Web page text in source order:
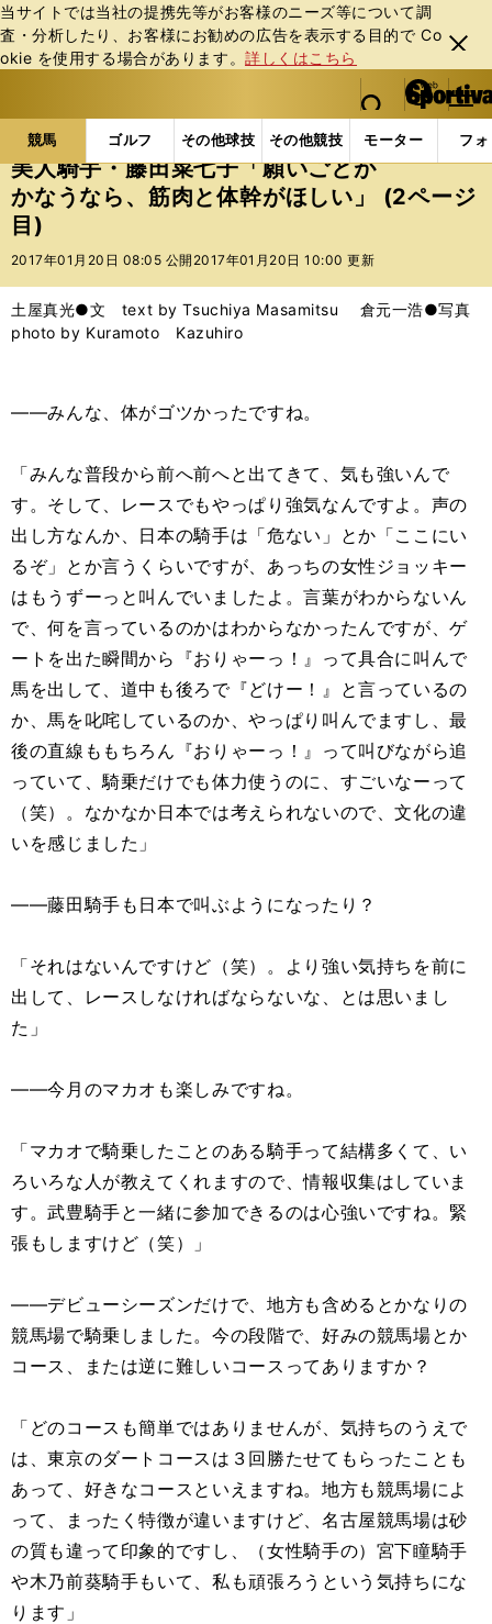
当サイトでは当社の提携先等がお客様のニーズ等について調
査・分析したり、お客様にお勧めの広告を表⽰する⽬的で Co
okie を使⽤する場合があります。詳しくはこちら
閉じ
る
web Sportiva (webスポルティーバ)
検索
マイペ
ー
ジ
メニュ
競馬 ゴルフ その他球技 その他競技 モーター フ
b
ス
ポ
ル
テ
ー
バ
競馬の記事一覧 競馬 美人騎手・藤田菜七子「願い
美人騎手・藤田菜七子「願いごとが
かなうなら、筋肉と体幹がほしい」 (2ページ
目)
2017年01月20日 08:05 公開 2017年01月20日 10:00 更新
土屋真光●文 text by Tsuchiya Masamitsu 倉元一浩●写真
photo by Kuramoto Kazuhiro
――みんな、体がゴツかったですね。
「みんな普段から前へ前へと出てきて、気も強いんで
す。そして、レースでもやっぱり強気なんですよ。声の
出し方なんか、日本の騎手は「危ない」とか「ここにい
るぞ」とか言うくらいですが、あっちの女性ジョッキー
はもうずーっと叫んでいましたよ。言葉がわからないん
で、何を言っているのかはわからなかったんですが、ゲ
ートを出た瞬間から『おりゃーっ！』って具合に叫んで
馬を出して、道中も後ろで『どけー！』と言っているの
か、馬を叱咤しているのか、やっぱり叫んでますし、最
後の直線ももちろん『おりゃーっ！』って叫びながら追
っていて、騎乗だけでも体力使うのに、すごいなーって
（笑）。なかなか日本では考えられないので、文化の違
いを感じました」
――藤田騎手も日本で叫ぶようになったり？
「それはないんですけど（笑）。より強い気持ちを前に
出して、レースしなければならないな、とは思いまし
た」
――今月のマカオも楽しみですね。
「マカオで騎乗したことのある騎手って結構多くて、い
ろいろな人が教えてくれますので、情報収集はしていま
す。武豊騎手と一緒に参加できるのは心強いですね。緊
張もしますけど（笑）」
――デビューシーズンだけで、地方も含めるとかなりの
競馬場で騎乗しました。今の段階で、好みの競馬場とか
コース、または逆に難しいコースってありますか？
「どのコースも簡単ではありませんが、気持ちのうえで
は、東京のダートコースは３回勝たせてもらったことも
あって、好きなコースといえますね。地方も競馬場によ
って、まったく特徴が違いますけど、名古屋競馬場は砂
の質も違って印象的ですし、（女性騎手の）宮下瞳騎手
や木乃前葵騎手もいて、私も頑張ろうという気持ちにな
ります」